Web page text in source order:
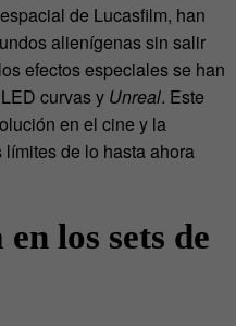
de Lucasfilm, han
alienígenas sin salir
efectos especiales se han
curvas y Unreal. Este
en el cine y la
de lo hasta ahora
los sets de